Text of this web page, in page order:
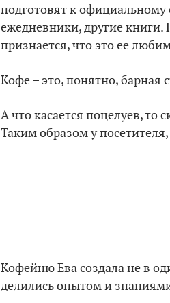
подготовят к официальному
ежедневники, другие книги.
признается, что это ее
Кофе – это, понятно, барная
А что касается поцелуев, то
Таким образом у
Кофейню Ева создала не в
делились опытом и